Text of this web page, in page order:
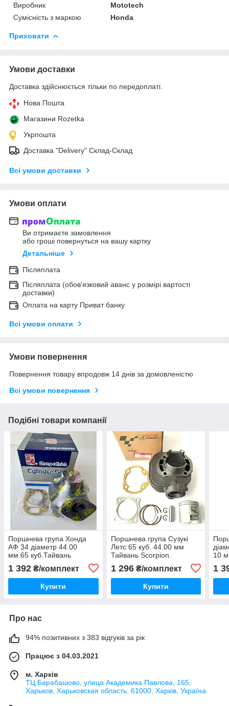
Виробник
Mototech
Сумісність з маркою
Honda
Приховати
Умови доставки
Доставка здійснюється тільки по передоплаті.
Нова Пошта
Магазини Rozetka
Укрпошта
Доставка "Delivery" Склад-Склад
Всі умови доставки
Умови оплати
Ви отримаєте замовлення
або гроші повернуться на вашу картку
Детальніше
Післяплата
Післяплата (обов'язковий аванс у розмірі вартості
доставки)
Оплата на карту Приват банку
Всі умови оплати
Умови повернення
Повернення товару впродовж 14 днів за домовленістю
Всі умови повернення
Подібні товари компанії
Поршнева група Хонда
АФ 34 діаметр 44.00
мм.65 куб.Тайвань
1 392 ₴/комплект
Купити
Поршнева група Сузукі
Летс 65 куб. 44.00 мм
Тайвань Scorpion.
1 296₴/комплект
Купити
10
1
Про нас
94% позитивних з 383 відгуків за рік
Працює з 04.03.2021
м. Харків
ТЦ Барабашово, улица Академика Павлова, 165,
Харьков, Харьковская область, 61000, Харків, Україна